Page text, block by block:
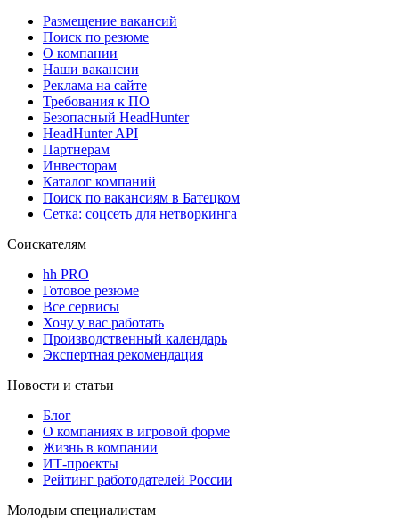
Размещение вакансий
Поиск по резюме
О компании
Наши вакансии
Реклама на сайте
Требования к ПО
Безопасный HeadHunter
HeadHunter API
Партнерам
Инвесторам
Каталог компаний
Поиск по вакансиям в Батецком
Сетка: соцсеть для нетворкинга
Соискателям
hh PRO
Готовое резюме
Все сервисы
Хочу у вас работать
Производственный календарь
Экспертная рекомендация
Новости и статьи
Блог
О компаниях в игровой форме
Жизнь в компании
ИТ-проекты
Рейтинг работодателей России
Молодым специалистам